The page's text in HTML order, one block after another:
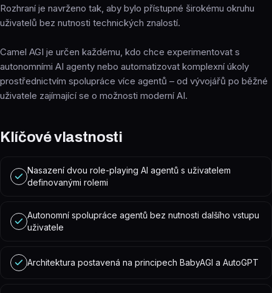
Rozhraní je navrženo tak, aby bylo přístupné širokému okruhu
uživatelů bez nutnosti technických znalostí.
Camel AGI je určen každému, kdo chce experimentovat s
autonomními AI agenty nebo automatizovat komplexní úkoly
prostřednictvím spolupráce více agentů – od vývojářů po běžné
uživatele zajímající se o možnosti moderní AI.
Klíčové vlastnosti
Nasazení dvou role-playing AI agentů s uživatelem
definovanými rolemi
Autonomní spolupráce agentů bez nutnosti dalšího vstupu
uživatele
Architektura postavená na principech BabyAGI a AutoGPT